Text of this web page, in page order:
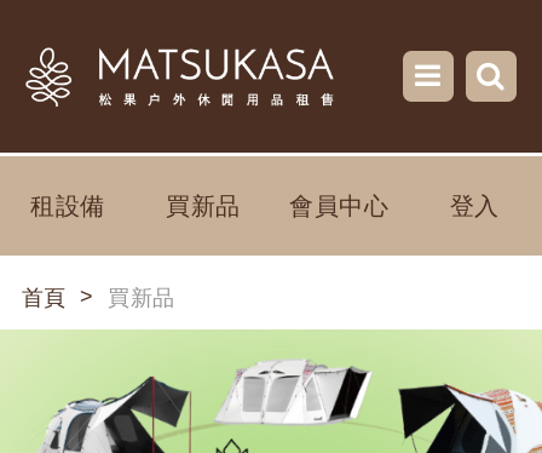
租設備 買新品 會員中心 登入
首頁 > 買新品